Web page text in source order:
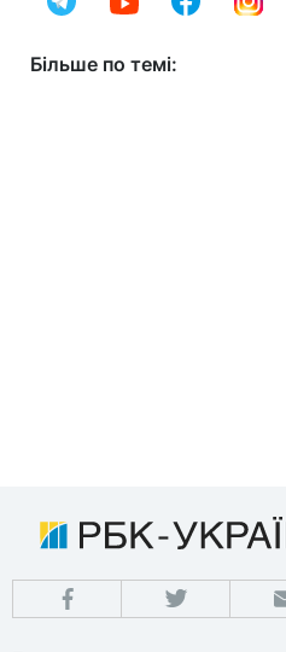
Більше по темі: